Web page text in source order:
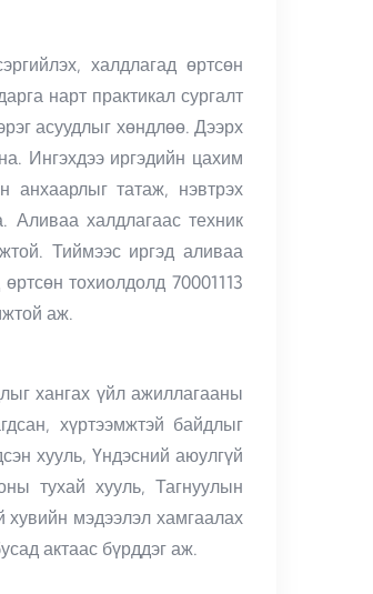
халдлагад өртсөн
нарт практикал сургалт
асуудлыг хөндлөө. Дээрх
Ингэхдээ иргэдийн цахим
анхаарлыг татаж, нэвтрэх
Аливаа халдлагаас техник
Тиймээс иргэд аливаа
тохиолдолд 70001113
аж.
хангах үйл ажиллагааны
хүртээмжтэй байдлыг
хууль, Үндэсний аюулгүй
тухай хууль, Тагнуулын
хувийн мэдээлэл хамгаалах
актаас бүрддэг аж.